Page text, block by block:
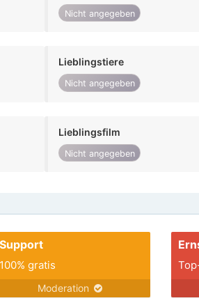
Nicht angegeben
Lieblingstiere
Nicht angegeben
Lieblingsfilm
Nicht angegeben
Support
100% gratis
Moderation